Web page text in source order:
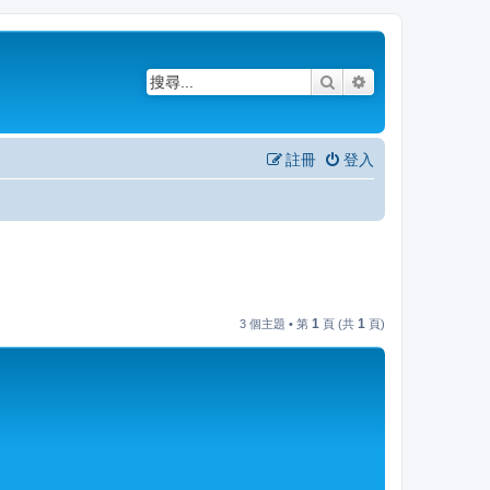
搜尋
登入
註冊
3 個主題 • 第 1 頁 (共 1 頁)